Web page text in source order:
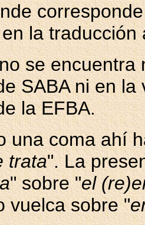
la
se encuentra
SABA ni en
la EFBA.
una coma ahí
trata". La
" sobre "el
vuelca sobre "